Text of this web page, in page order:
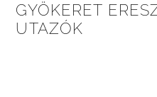
GYÖKERET
UTAZÓK